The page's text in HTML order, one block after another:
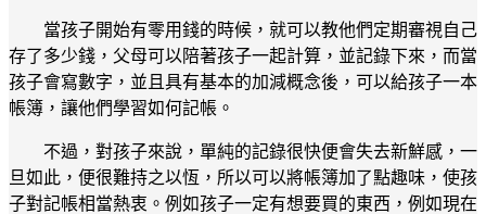
當孩子開始有零用錢的時候，就可以教他們定期審視自己
存了多少錢，父母可以陪著孩子一起計算，並記錄下來，而當
孩子會寫數字，並且具有基本的加減概念後，可以給孩子一本
帳簿，讓他們學習如何記帳。
不過，對孩子來說，單純的記錄很快便會失去新鮮感，一
旦如此，便很難持之以恆，所以可以將帳簿加了點趣味，使孩
子對記帳相當熱衷。例如孩子一定有想要買的東西，例如現在